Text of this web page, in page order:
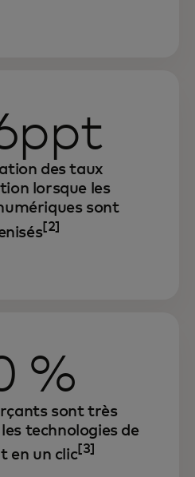
des taux
lorsque les
sont
[2]
%
sont très
technologies de
en un clic[3]